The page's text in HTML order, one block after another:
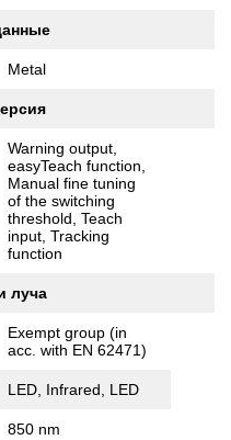
Metal
Warning output,
easyTeach function,
Manual fine tuning
of the switching
threshold, Teach
input, Tracking
function
луча
Exempt group (in
acc. with EN 62471)
LED, Infrared, LED
850 nm